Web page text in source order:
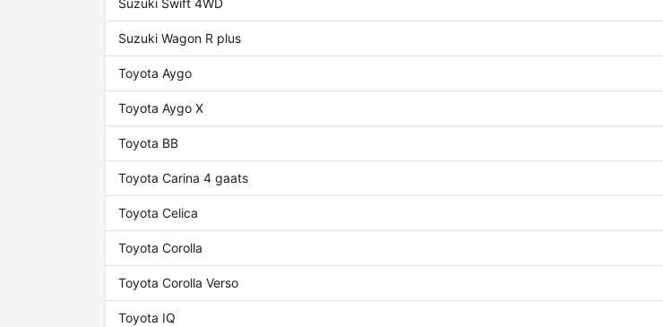
Suzuki Swift 4WD
Suzuki Wagon R plus
Toyota Aygo
Toyota Aygo X
Toyota BB
Toyota Carina 4 gaats
Toyota Celica
Toyota Corolla
Toyota Corolla Verso
Toyota IQ